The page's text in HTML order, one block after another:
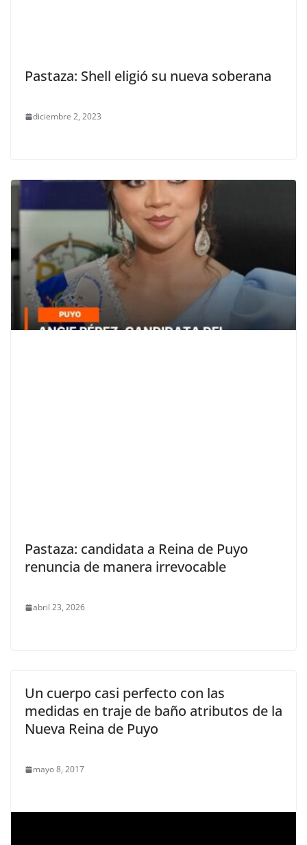
Pastaza: Shell eligió su nueva soberana
diciembre 2, 2023
Pastaza: candidata a Reina de Puyo
renuncia de manera irrevocable
abril 23, 2026
Un cuerpo casi perfecto con las
medidas en traje de baño atributos de la
Nueva Reina de Puyo
mayo 8, 2017